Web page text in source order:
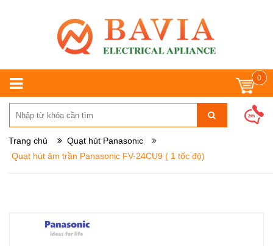
0
Trang chủ
Quạt hút Panasonic
Quạt hút âm trần Panasonic FV-24CU9 ( 1 tốc độ)